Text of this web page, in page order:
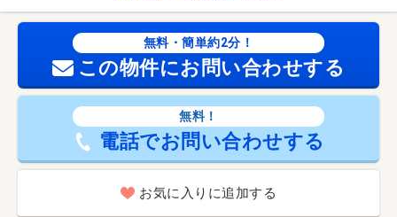
無料・簡単約2分！
この物件にお問い合わせする
無料！
電話でお問い合わせする
お気に入りに追加する